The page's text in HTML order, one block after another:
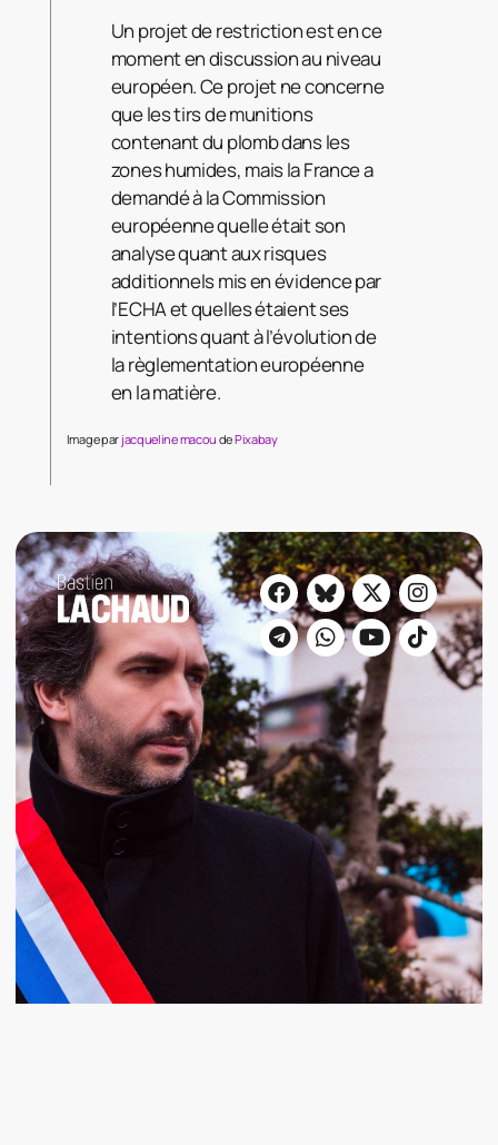
Un projet de restriction est en ce
moment en discussion au niveau
européen. Ce projet ne concerne
que les tirs de munitions
contenant du plomb dans les
zones humides, mais la France a
demandé à la Commission
européenne quelle était son
analyse quant aux risques
additionnels mis en évidence par
l’ECHA et quelles étaient ses
intentions quant à l’évolution de
la règlementation européenne
en la matière.
Image par jacqueline macou dePixabay